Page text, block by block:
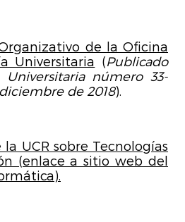
de la Oficina
Universitaria (Publicado
número 33-
de 2018).
UCR sobre Tecnologías
(enlace a sitio web del